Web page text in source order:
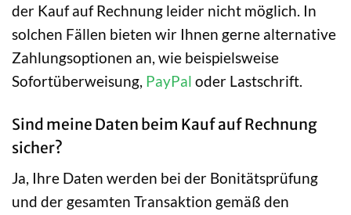
der Kauf auf Rechnung leider nicht möglich. In
solchen Fällen bieten wir Ihnen gerne alternative
Zahlungsoptionen an, wie beispielsweise
Sofortüberweisung, PayPal oder Lastschrift.
Sind meine Daten beim Kauf auf Rechnung
sicher?
Ja, Ihre Daten werden bei der Bonitätsprüfung
und der gesamten Transaktion gemäß den